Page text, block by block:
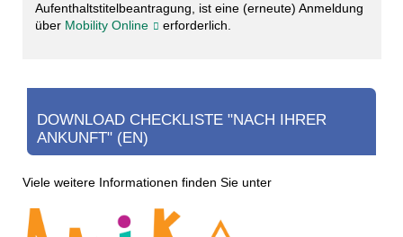
Aufenthaltstitelbeantragung, ist eine (erneute) Anmeldung
über Mobility Online erforderlich.
DOWNLOAD CHECKLISTE "NACH IHRER
ANKUNFT" (EN)
Viele weitere Informationen finden Sie unter